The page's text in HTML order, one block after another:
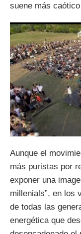
suene más
Aunque el
más puristas por
exponer una
millenials”, en los
de todas las
energética que